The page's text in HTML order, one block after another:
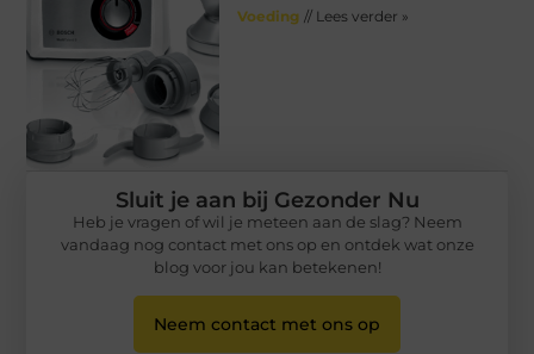
Voeding // Lees verder »
Sluit je aan bij Gezonder Nu
Heb je vragen of wil je meteen aan de slag? Neem
vandaag nog contact met ons op en ontdek wat onze
blog voor jou kan betekenen!
Neem contact met ons op